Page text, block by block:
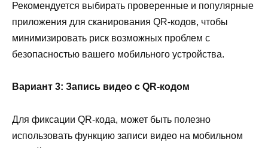
Рекомендуется выбирать проверенные и популярные
приложения для сканирования QR-кодов, чтобы
минимизировать риск возможных проблем с
безопасностью вашего мобильного устройства.
Вариант 3: Запись видео с QR-кодом
Для фиксации QR-кода, может быть полезно
использовать функцию записи видео на мобильном